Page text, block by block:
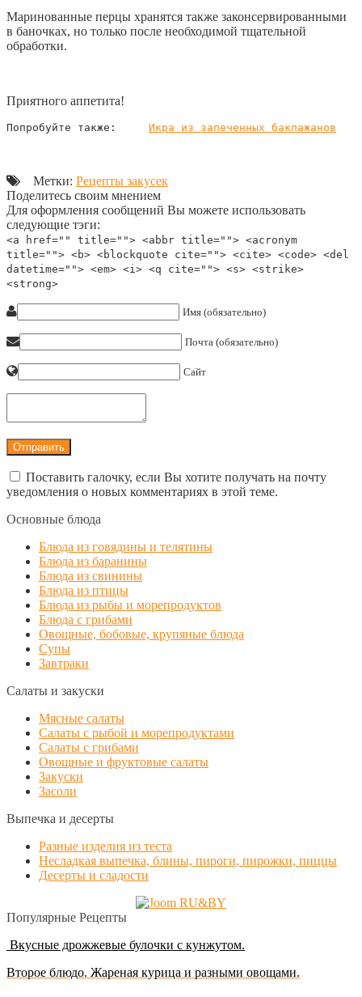
Маринованные перцы хранятся также законсервированными
в баночках, но только после необходимой тщательной
обработки.
Приятного аппетита!
Попробуйте также: Икра из запеченных баклажанов
Метки: Рецепты закусек
Поделитесь своим мнением
Для оформления сообщений Вы можете использовать
следующие тэги:
<a href="" title=""> <abbr title=""> <acronym
title=""> <b> <blockquote cite=""> <cite> <code> <del
datetime=""> <em> <i> <q cite=""> <s> <strike>
<strong>
Имя (обязательно)
Почта (обязательно)
Сайт
Поставить галочку, если Вы хотите получать на почту
уведомления о новых комментариях в этой теме.
Основные блюда
Блюда из говядины и телятины
Блюда из баранины
Блюда из свинины
Блюда из птицы
Блюда из рыбы и морепродуктов
Блюда с грибами
Овощные, бобовые, крупяные блюда
Супы
Завтраки
Салаты и закуски
Мясные салаты
Салаты с рыбой и морепродуктами
Салаты с грибами
Овощные и фруктовые салаты
Закуски
Засоли
Выпечка и десерты
Разные изделия из теста
Несладкая выпечка, блины, пироги, пирожки, пиццы
Десерты и сладости
Популярные Рецепты
Вкусные дрожжевые булочки с кунжутом.
Второе блюдо. Жареная курица и разными овощами.